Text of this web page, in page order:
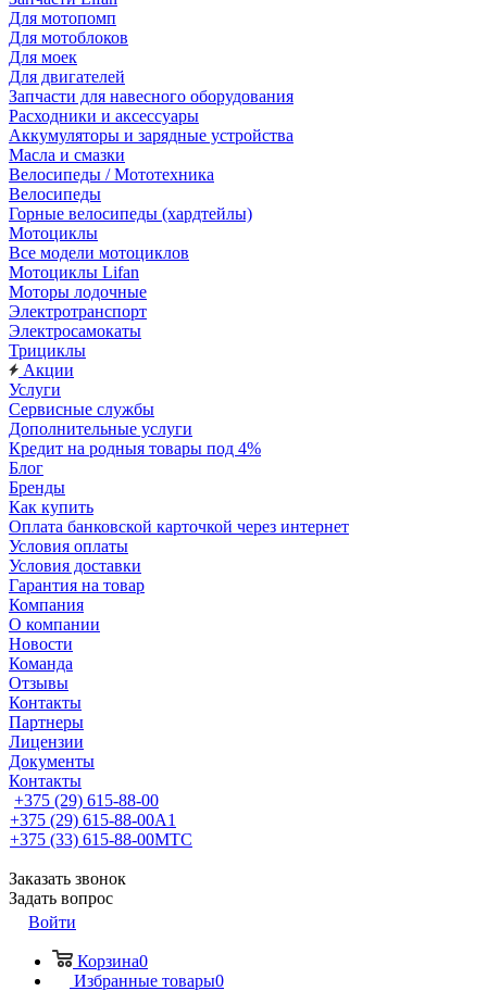
Для мотопомп
Для мотоблоков
Для моек
Для двигателей
Запчасти для навесного оборудования
Расходники и аксессуары
Аккумуляторы и зарядные устройства
Масла и смазки
Велосипеды / Мототехника
Велосипеды
Горные велосипеды (хардтейлы)
Мотоциклы
Все модели мотоциклов
Мотоциклы Lifan
Моторы лодочные
Электротранспорт
Электросамокаты
Трициклы
Акции
Услуги
Сервисные службы
Дополнительные услуги
Кредит на родныя товары под 4%
Блог
Бренды
Как купить
Оплата банковской карточкой через интернет
Условия оплаты
Условия доставки
Гарантия на товар
Компания
О компании
Новости
Команда
Отзывы
Контакты
Партнеры
Лицензии
Документы
Контакты
+375 (29) 615-88-00
+375 (29) 615-88-00A1
+375 (33) 615-88-00МТС
Заказать звонок
Задать вопрос
Войти
Корзина0
Избранные товары0